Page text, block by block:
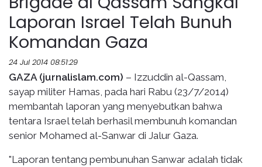
Laporan Israel Telah Bunuh
Komandan Gaza
24 Jul 2014 08:51:29
GAZA (jurnalislam.com) – Izzuddin al-Qassam,
sayap militer Hamas, pada hari Rabu (23/7/2014)
membantah laporan yang menyebutkan bahwa
tentara Israel telah berhasil membunuh komandan
senior Mohamed al-Sanwar di Jalur Gaza.
"Laporan tentang pembunuhan Sanwar adalah tidak